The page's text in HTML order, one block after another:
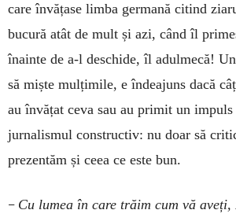
care învățase limba germană citind
bucură atât de mult și azi, când îl
înainte de a-l deschide, îl adulmecă!
să miște mulțimile, e îndeajuns dacă
au învățat ceva sau au primit un
jurnalismul constructiv: nu doar să
prezentăm și ceea ce este bun.
– Cu lumea în care trăim cum vă aveți,